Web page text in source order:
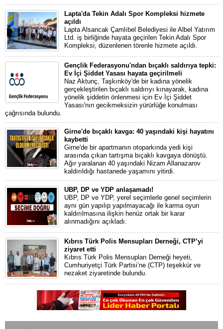
Lapta'da Tekin Adalı Spor Kompleksi hizmete
açıldı
Lapta Alsancak Çamlıbel Belediyesi ile Albel Yatırım
Ltd. iş birliğinde hayata geçirilen Tekin Adalı Spor
Kompleksi, düzenlenen törenle hizmete açıldı.
Gençlik Federasyonu'ndan bıçaklı saldırıya tepki:
Ev İçi Şiddet Yasası hayata geçirilmeli
Naz Aktunç, Taşkınköy'de bir kadına yönelik
gerçekleştirilen bıçaklı saldırıyı kınayarak, kadına
yönelik şiddetin önlenmesi için Ev İçi Şiddet
Yasası'nın gecikmeksizin yürürlüğe konulması
çağrısında bulundu.
Girne'de bıçaklı kavga: 40 yaşındaki kişi hayatını
kaybetti
Girne'de bir apartmanın otoparkında yedi kişi
arasında çıkan tartışma bıçaklı kavgaya dönüştü.
Ağır yaralanan 40 yaşındaki Nizam Allanazarov
kaldırıldığı hastanede yaşamını yitirdi.
UBP, DP ve YDP anlaşamadı!
UBP, DP ve YDP, yerel seçimlerle genel seçimlerin
aynı gün yapılıp yapılmayacağı ile karma oyun
kaldırılmasına ilişkin henüz ortak bir karar
alınmadığını açıkladı.
Kıbrıs Türk Polis Mensupları Derneği, CTP’yi
ziyaret etti
Kıbrıs Türk Polis Mensupları Derneği heyeti,
Cumhuriyetçi Türk Partisi’ne (CTP) teşekkür ve
nezaket ziyaretinde bulundu.